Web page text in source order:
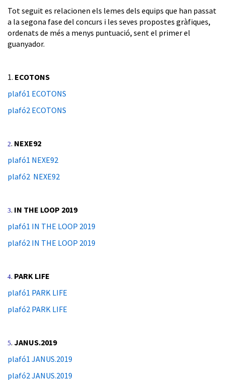
Tot seguit es relacionen els lemes dels equips que han passat
a la segona fase del concurs i les seves propostes gràfiques,
ordenats de més a menys puntuació, sent el primer el
guanyador.
1. ECOTONS
plafó1 ECOTONS
plafó2 ECOTONS
2. NEXE92
plafó1 NEXE92
plafó2 NEXE92
3. IN THE LOOP 2019
plafó1 IN THE LOOP 2019
plafó2 IN THE LOOP 2019
4. PARK LIFE
plafó1 PARK LIFE
plafó2 PARK LIFE
5. JANUS.2019
plafó1 JANUS.2019
plafó2 JANUS.2019